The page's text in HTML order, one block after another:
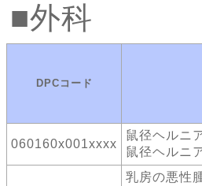
外科
DPCコード
060160x001xxxx
鼠径ヘル
鼠径ヘルニ
乳房の悪性